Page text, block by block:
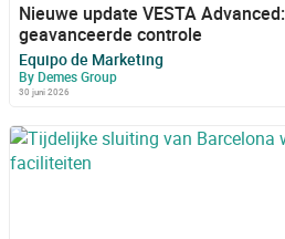
Nieuwe update VESTA
geavanceerde controle
Equipo de Marketing
By Demes Group
30 juni 2026